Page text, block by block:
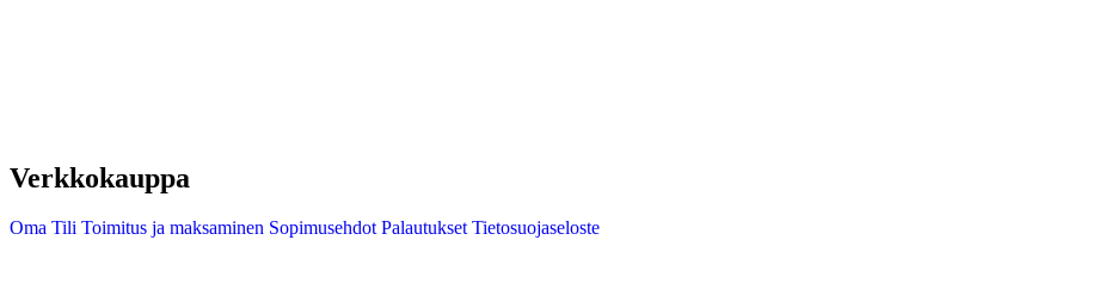
Verkkokauppa
Oma Tili Toimitus ja maksaminen SopimusehdotPalautuksetTietosuojaseloste